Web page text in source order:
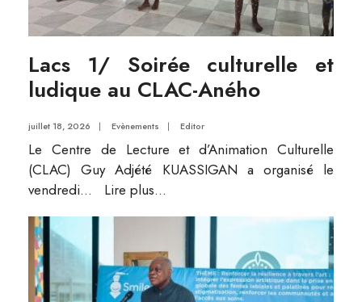
Lacs 1/ Soirée culturelle et
ludique au CLAC-Aného
juillet 18, 2026 | Evènements | Editor
Le Centre de Lecture et d’Animation Culturelle
(CLAC) Guy Adjété KUASSIGAN a organisé le
vendredi... Lire plus...